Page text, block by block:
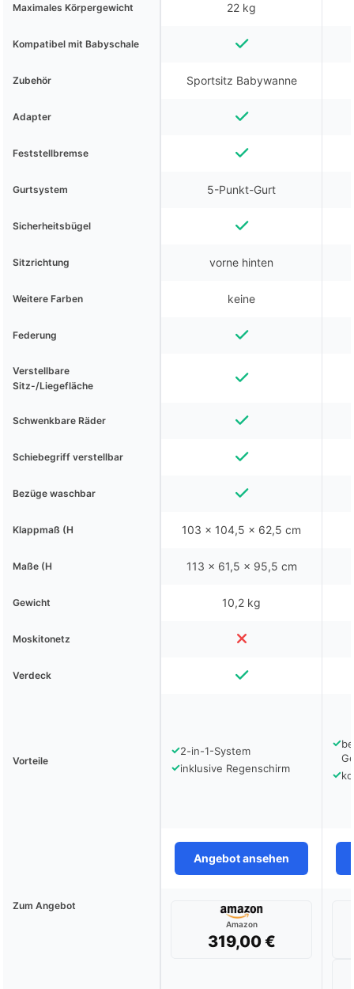
Maximales Körpergewicht 22 kg
Kompatibel mit Babyschale
Zubehör Sportsitz Babywanne
Adapter
Feststellbremse
Gurtsystem 5-Punkt-Gurt
Sicherheitsbügel
Sitzrichtung vorne hinten
Weitere Farben keine
Federung
Verstellbare
Sitz-/Liegefläche
Schwenkbare Räder
Schiebegriff verstellbar
Bezüge waschbar
Klappmaß (H 103 x 104,5 x 62,5 cm
Maße (H 113 x 61,5 x 95,5 cm
Gewicht 10,2 kg
Moskitonetz
Verdeck
Vorteile
✓2-in-1-System
✓inklusive Regenschirm
✓
✓
Angebot ansehen
Zum Angebot
Amazon
319,00 €